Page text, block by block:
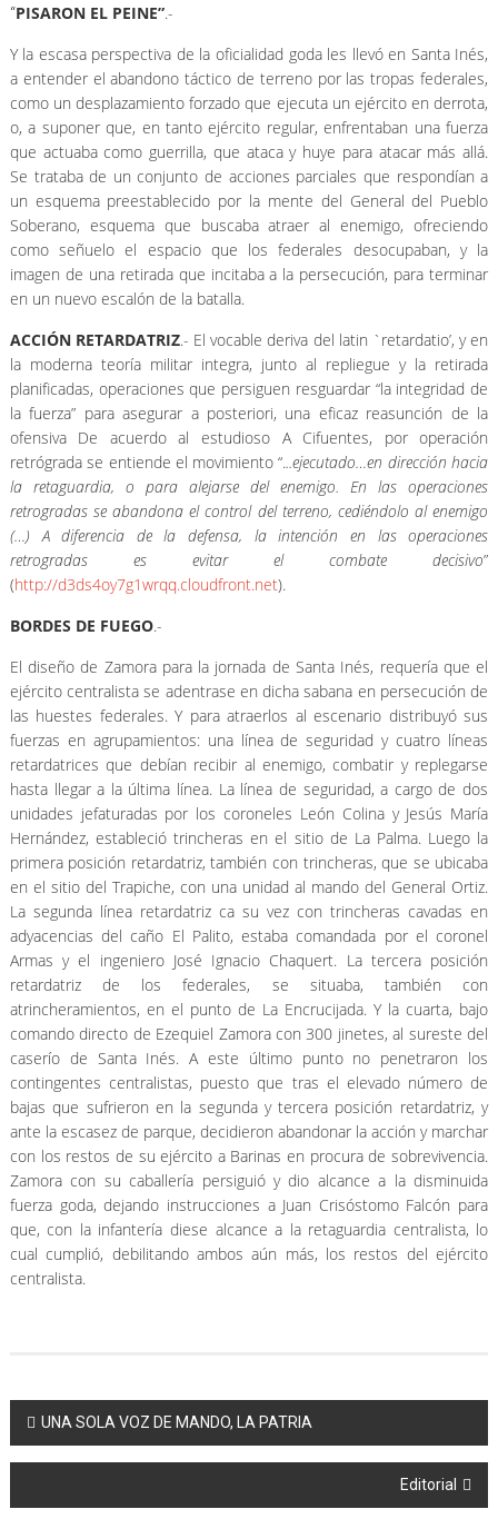
“PISARON EL PEINE”.-
Y la escasa perspectiva de la oficialidad goda les llevó en Santa Inés,
a entender el abandono táctico de terreno por las tropas federales,
como un desplazamiento forzado que ejecuta un ejército en derrota,
o, a suponer que, en tanto ejército regular, enfrentaban una fuerza
que actuaba como guerrilla, que ataca y huye para atacar más allá.
Se trataba de un conjunto de acciones parciales que respondían a
un esquema preestablecido por la mente del General del Pueblo
Soberano, esquema que buscaba atraer al enemigo, ofreciendo
como señuelo el espacio que los federales desocupaban, y la
imagen de una retirada que incitaba a la persecución, para terminar
en un nuevo escalón de la batalla.
ACCIÓN RETARDATRIZ.- El vocable deriva del latin `retardatio’, y en
la moderna teoría militar integra, junto al repliegue y la retirada
planificadas, operaciones que persiguen resguardar “la integridad de
la fuerza” para asegurar a posteriori, una eficaz reasunción de la
ofensiva De acuerdo al estudioso A Cifuentes, por operación
retrógrada se entiende el movimiento “...ejecutado…en dirección hacia
la retaguardia, o para alejarse del enemigo. En las operaciones
retrogradas se abandona el control del terreno, cediéndolo al enemigo
(…) A diferencia de la defensa, la intención en las operaciones
retrogradas es evitar el combate decisivo”
(http://d3ds4oy7g1wrqq.cloudfront.net).
BORDES DE FUEGO.-
El diseño de Zamora para la jornada de Santa Inés, requería que el
ejército centralista se adentrase en dicha sabana en persecución de
las huestes federales. Y para atraerlos al escenario distribuyó sus
fuerzas en agrupamientos: una línea de seguridad y cuatro líneas
retardatrices que debían recibir al enemigo, combatir y replegarse
hasta llegar a la última línea. La línea de seguridad, a cargo de dos
unidades jefaturadas por los coroneles León Colina y Jesús María
Hernández, estableció trincheras en el sitio de La Palma. Luego la
primera posición retardatriz, también con trincheras, que se ubicaba
en el sitio del Trapiche, con una unidad al mando del General Ortiz.
La segunda línea retardatriz ca su vez con trincheras cavadas en
adyacencias del caño El Palito, estaba comandada por el coronel
Armas y el ingeniero José Ignacio Chaquert. La tercera posición
retardatriz de los federales, se situaba, también con
atrincheramientos, en el punto de La Encrucijada. Y la cuarta, bajo
comando directo de Ezequiel Zamora con 300 jinetes, al sureste del
caserío de Santa Inés. A este último punto no penetraron los
contingentes centralistas, puesto que tras el elevado número de
bajas que sufrieron en la segunda y tercera posición retardatriz, y
ante la escasez de parque, decidieron abandonar la acción y marchar
con los restos de su ejército a Barinas en procura de sobrevivencia.
Zamora con su caballería persiguió y dio alcance a la disminuida
fuerza goda, dejando instrucciones a Juan Crisóstomo Falcón para
que, con la infantería diese alcance a la retaguardia centralista, lo
cual cumplió, debilitando ambos aún más, los restos del ejército
centralista.
Navegación
de
entradas
UNA SOLA VOZ DE MANDO, LA PATRIA
Editorial